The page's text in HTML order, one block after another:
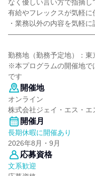
なく優しい言い方で指摘し
有給やフレックスが気軽
・業務以外の内容を気軽
勤務地（勤務予定地）：東
※本プログラムの開催地で
です
開催地
オンライン
株式会社ジェイ・エス・エ
開催月
長期休暇に開催あり
2026年8月・9月
応募資格
文系歓迎